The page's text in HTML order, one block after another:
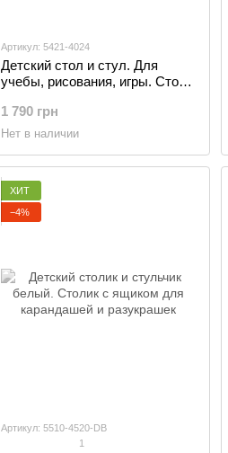
Артикул: 5421-4024
Детский стол и стул. Для
учебы, рисования, игры. Стол
1 790 грн
Нет в наличии
ХИТ
−4%
Артикул: 5510-4520-DB
1